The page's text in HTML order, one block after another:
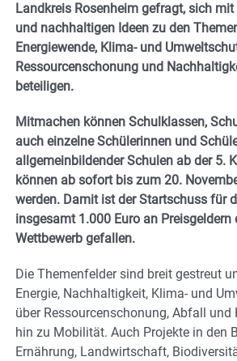
Landkreis Rosenheim gefragt, sich
und nachhaltigen Ideen zu den
Energiewende, Klima- und
Ressourcenschonung und
beteiligen.
Mitmachen können Schulklassen,
auch einzelne Schülerinnen und
allgemeinbildender Schulen ab der 5.
können ab sofort bis zum 20.
werden. Damit ist der Startschuss für
insgesamt 1.000 Euro an Preisgeldern
Wettbewerb gefallen.
Die Themenfelder sind breit gestreut
Energie, Nachhaltigkeit, Klima- und
über Ressourcenschonung, Abfall und
hin zu Mobilität. Auch Projekte in den
Ernährung, Landwirtschaft,